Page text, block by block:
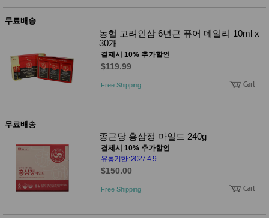
품
생활/욕
실/청소
DECO
Pet
Supplies
무료배송
농협 고려인삼 6년근 퓨어 데일리 10ml x
30개
결제시 10% 추가할인
$119.99
Free Shipping
무료배송
종근당 홍삼정 마일드 240g
결제시 10% 추가할인
유통기한 : 2027-4-9
$150.00
Free Shipping